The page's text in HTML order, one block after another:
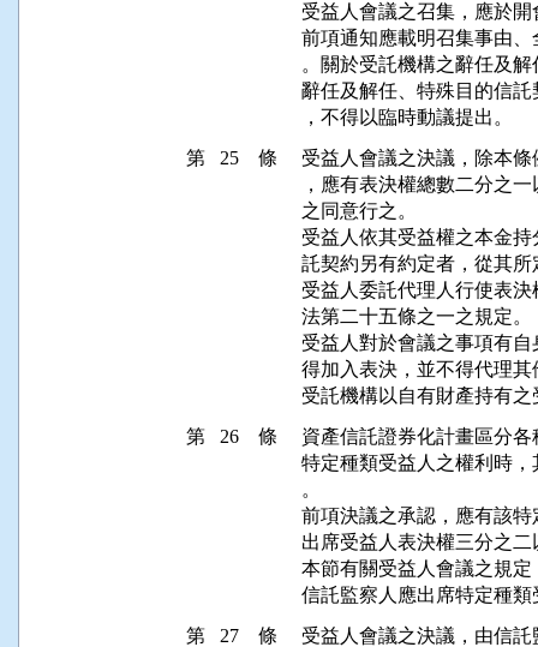
受益人會議之召集，應於
前項通知應載明召集事由
。關於受託機構之辭任及
辭任及解任、特殊目的信
第 25 條
受益人會議之決議，除本
，應有表決權總數二分之
之同意行之。
受益人依其受益權之本金
託契約另有約定者，從其所
受益人委託代理人行使表
法第二十五條之一之規定。
受益人對於會議之事項有
得加入表決，並不得代理
第 26 條
資產信託證券化計畫區分
特定種類受益人之權利時
。
前項決議之承認，應有該
出席受益人表決權三分之
本節有關受益人會議之規
第 27 條
受益人會議之決議，由信